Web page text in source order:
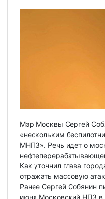
Мэр Москвы Сергей
«нескольким
МНПЗ». Речь идет о
Как уточнил глава
отражать массовую
Ранее Сергей Собянин
июня Московский НПЗ в